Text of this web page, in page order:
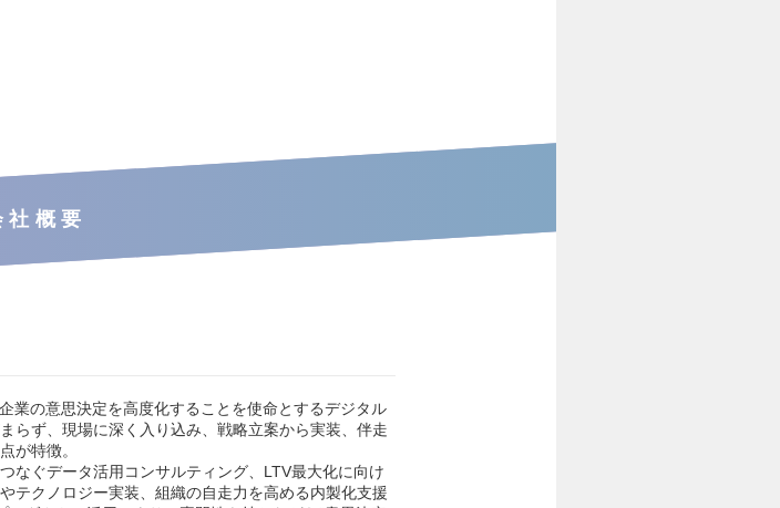
社概要
業の意思決定を高度化することを使命とするデジタル
らず、現場に深く入り込み、戦略立案から実装、伴走
が特徴。
なぐデータ活用コンサルティング、LTV最大化に向け
テクノロジー実装、組織の自走力を高める内製化支援